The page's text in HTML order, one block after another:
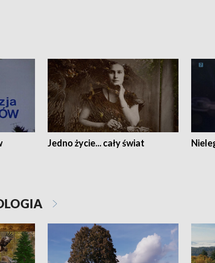
Jedno życie... cały świat